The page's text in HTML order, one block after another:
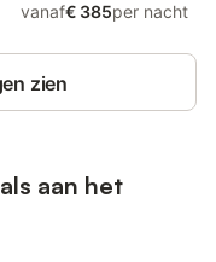
vanaf€ 385per nacht
zien
aan het